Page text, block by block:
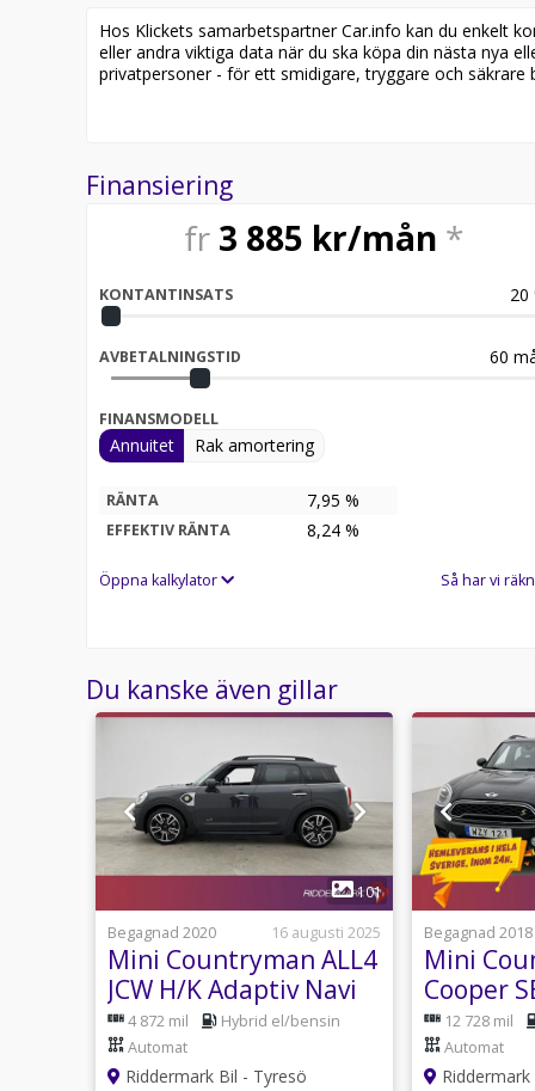
Besök
för att:
• Se närbilder och film på bilen
Därför ska du välja Riddermark Bil:
* Störst i Sverige på begagnade bilar
* Erbjuder hemleverans i hela Sverige
* 14 dagars helförsäkring via Folksam
* Våra bilar är testade på över 100 punkter
* Kvalitetssäkrade bilar
Välkommen till Riddermark Bil AB, Sveriges
året. Alla våra bilar är leveransklara och vi
Eftersom vi har väldigt korta lagertider på våra
87040 för att kontrollera att fordonet finns kvar!
tar gärna din bil i inbyte.
Telefontider:
Besökstider i butik:
Utrustning/Tillbehör:
ALL4,Panoramatak,Harman/Kardon,Dinamica- /
bak,Panoramaglastak,Panoramatak
Hos Klickets samarbetspartner Car.info kan du enkelt
eller andra viktiga data när du ska köpa din nästa nya
privatpersoner - för ett smidigare, tryggare och säkrare
Finansiering
fr 3 885 kr/mån *
KONTANTINSATS 20
AVBETALNINGSTID 60
FINANSMODELL
Annuitet Rak amortering
RÄNTA 7,95 %
EFFEKTIV RÄNTA 8,24 %
Öppna kalkylator Så har vi
Du kanske även gillar
1
101
Begagnad 2020
16 augusti 2025
Mini Countryman ALL4
JCW H/K Adaptiv Navi
HUD Kamera MOMS
4 872 mil
Hybrid el/bensin
Automat
Riddermark Bil - Tyresö
Begagnad 2018
Mini
Cooper
Pano H/K
Brukare
12 728 mil
Automat